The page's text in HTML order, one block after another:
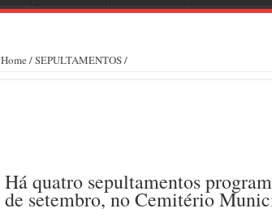
Home /SEPULTAMENTOS/
Há quatro sepultamentos
de setembro, no Cemitério